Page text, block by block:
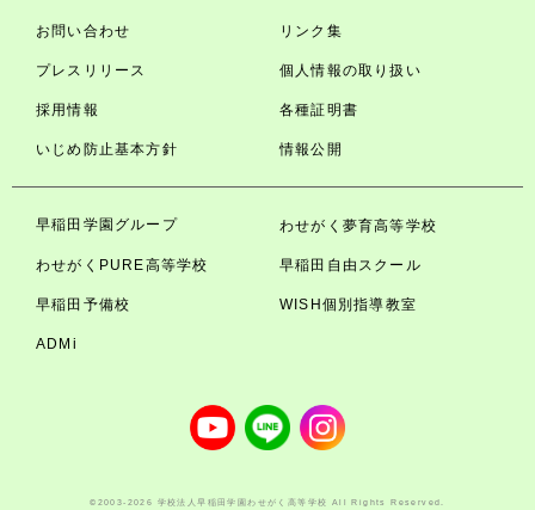
お問い合わせ リンク集
プレスリリース 個人情報の取り扱い
採用情報 各種証明書
いじめ防止基本方針 情報公開
早稲田学園グループ わせがく夢育高等学校
わせがくPURE高等学校 早稲田自由スクール
早稲田予備校 WISH個別指導教室
ADMi
©2003-2026 学校法人早稲田学園わせがく高等学校 All Rights Reserved.